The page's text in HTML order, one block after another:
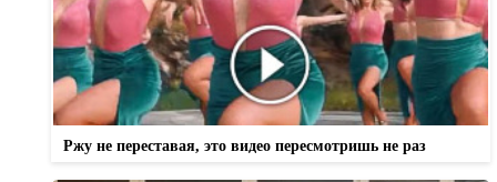
Ржу не переставая, это видео пересмотришь не раз